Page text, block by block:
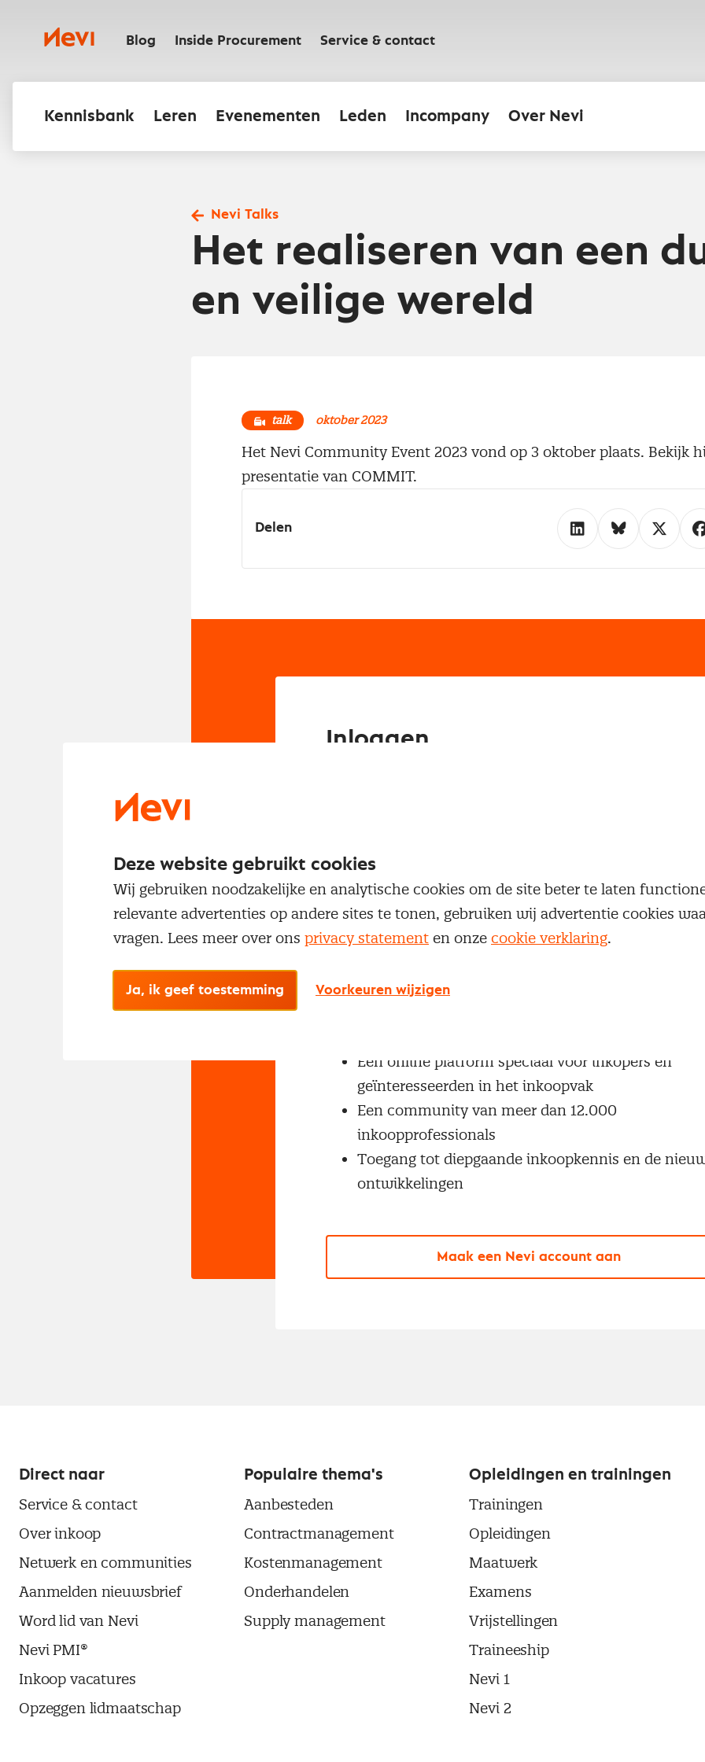
inhoudNevi Blog Inside Procurement Service & contact
Kennisbank Leren Evenementen Leden Incompany Over Nevi
Nevi Talks
Het realiseren van een
en veilige wereld
talk oktober 2023
Het Nevi Community Event 2023 vond op 3 oktober plaats. Bekijk
presentatie van COMMIT.
Delen
Inloggen
Nog geen Nevi account?
Een online platform speciaal voor inkopers en
geïnteresseerden in het inkoopvak
Een community van meer dan 12.000
inkoopprofessionals
Toegang tot diepgaande inkoopkennis en de
ontwikkelingen
Maak een Nevi account aan
Direct naar
Service & contact
Over inkoop
Netwerk en communities
Aanmelden nieuwsbrief
Word lid van Nevi
Nevi PMI®
Inkoop vacatures
Opzeggen lidmaatschap
Populaire thema's
Aanbesteden
Contractmanagement
Kostenmanagement
Onderhandelen
Supply management
Opleidingen en trainingen
Trainingen
Opleidingen
Maatwerk
Examens
Vrijstellingen
Traineeship
Nevi 1
Nevi 2
Deze website gebruikt cookies
Wij gebruiken noodzakelijke en analytische cookies om de site beter te laten
relevante advertenties op andere sites te tonen, gebruiken wij advertentie cookies
vragen. Lees meer over ons privacy statement en onze cookie verklaring.
Ja, ik geef toestemming Voorkeuren wijzigen